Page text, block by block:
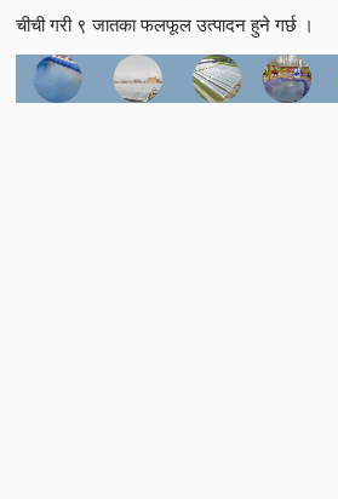
चीची गरी ९ जातका फलफूल उत्पादन हुने गर्छ ।